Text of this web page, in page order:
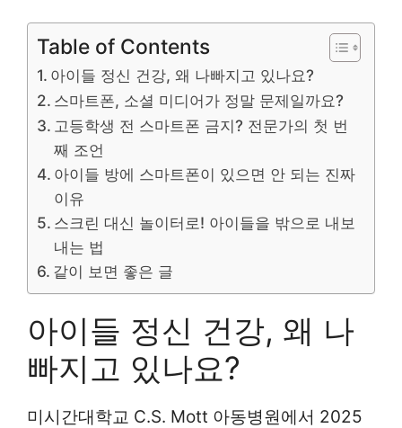
Table of Contents
아이들 정신 건강, 왜 나빠지고 있나요?
스마트폰, 소셜 미디어가 정말 문제일까요?
고등학생 전 스마트폰 금지? 전문가의 첫 번
째 조언
아이들 방에 스마트폰이 있으면 안 되는 진짜
이유
스크린 대신 놀이터로! 아이들을 밖으로 내보
내는 법
같이 보면 좋은 글
아이들 정신 건강, 왜 나
빠지고 있나요?
미시간대학교 C.S. Mott 아동병원에서 2025